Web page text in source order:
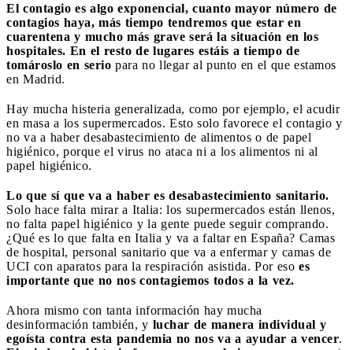
El contagio es algo exponencial, cuanto mayor número de
contagios haya, más tiempo tendremos que estar en
cuarentena y mucho más grave será la situación en los
hospitales. En el resto de lugares estáis a tiempo de
tomároslo en serio para no llegar al punto en el que estamos
en Madrid.
Hay mucha histeria generalizada, como por ejemplo, el acudir
en masa a los supermercados. Esto solo favorece el contagio y
no va a haber desabastecimiento de alimentos o de papel
higiénico, porque el virus no ataca ni a los alimentos ni al
papel higiénico.
Lo que sí que va a haber es desabastecimiento sanitario.
Solo hace falta mirar a Italia: los supermercados están llenos,
no falta papel higiénico y la gente puede seguir comprando.
¿Qué es lo que falta en Italia y va a faltar en España? Camas
de hospital, personal sanitario que va a enfermar y camas de
UCI con aparatos para la respiración asistida. Por eso es
importante que no nos contagiemos todos a la vez.
Ahora mismo con tanta información hay mucha
desinformación también, y luchar de manera individual y
egoísta contra esta pandemia no nos va a ayudar a vencer.